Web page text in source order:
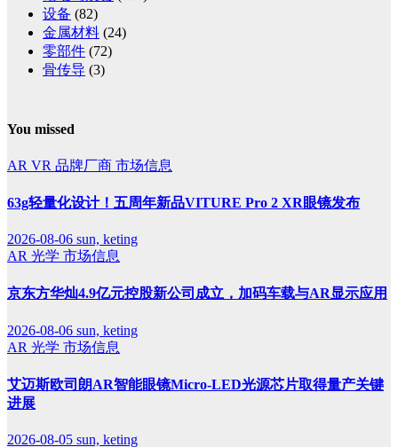
设备 (82)
金属材料 (24)
零部件 (72)
骨传导 (3)
You missed
AR VR 品牌厂商 市场信息
63g轻量化设计！五周年新品VITURE Pro 2 XR眼镜发布
2026-08-06 sun, keting
AR 光学 市场信息
京东方华灿4.9亿元控股新公司成立，加码车载与AR显示应用
2026-08-06 sun, keting
AR 光学 市场信息
艾迈斯欧司朗AR智能眼镜Micro-LED光源芯片取得量产关键
进展
2026-08-05 sun, keting